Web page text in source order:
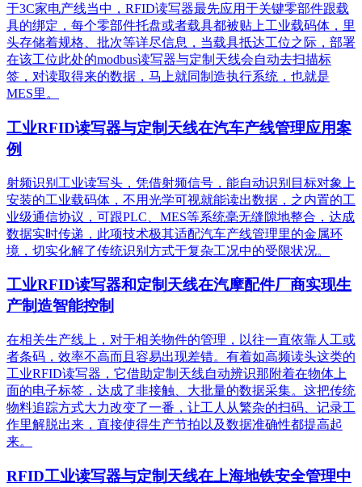
于3C家电产线当中，RFID读写器最先应用于关键零部件跟载
具的绑定，每个零部件托盘或者载具都被贴上工业载码体，里
头存储着规格、批次等详尽信息，当载具抵达工位之际，部署
在该工位此处的modbus读写器与定制天线会自动去扫描标
签，对读取得来的数据，马上就同制造执行系统，也就是
MES里。
工业RFID读写器与定制天线在汽车产线管理应用案
例
射频识别工业读写头，凭借射频信号，能自动识别目标对象上
安装的工业载码体，不用光学可视就能读出数据，之内置的工
业级通信协议，可跟PLC、MES等系统毫无缝隙地整合，达成
数据实时传递，此项技术极其适配汽车产线管理里的金属环
境，切实化解了传统识别方式于复杂工况中的受限状况。
工业RFID读写器和定制天线在汽摩配件厂商实现生
产制造智能控制
在相关生产线上，对于相关物件的管理，以往一直依靠人工或
者条码，效率不高而且容易出现差错。有着如高频读头这类的
工业RFID读写器，它借助定制天线自动辨识那附着在物体上
面的电子标签，达成了非接触、大批量的数据采集。这把传统
物料追踪方式大力改变了一番，让工人从繁杂的扫码、记录工
作里解脱出来，直接使得生产节拍以及数据准确性都提高起
来。
RFID工业读写器与定制天线在上海地铁安全管理中